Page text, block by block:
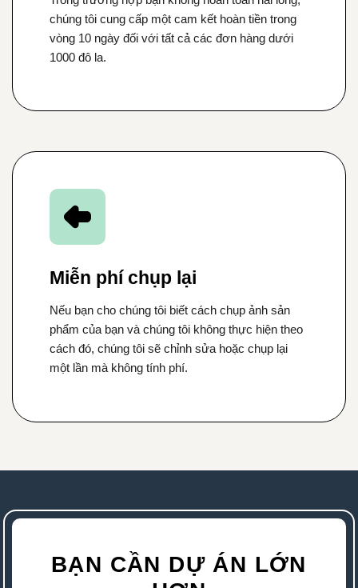
chúng tôi cung cấp một cam kết hoàn tiền trong
vòng 10 ngày đối với tất cả các đơn hàng dưới
1000 đô la.
Miễn phí chụp lại
Nếu bạn cho chúng tôi biết cách chụp ảnh sản
phẩm của bạn và chúng tôi không thực hiện theo
cách đó, chúng tôi sẽ chỉnh sửa hoặc chụp lại
một lần mà không tính phí.
BẠN CẦN DỰ ÁN LỚN